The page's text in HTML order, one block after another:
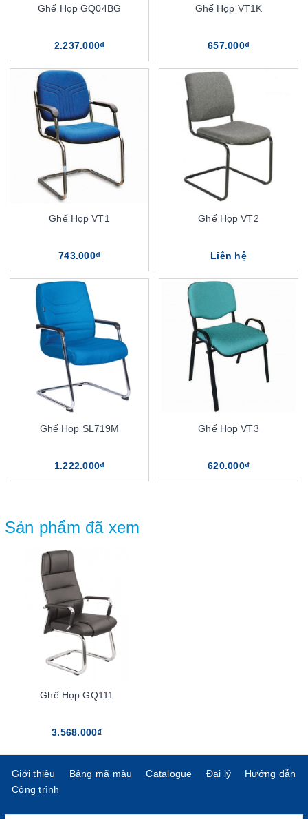
Ghế Họp GQ04BG
2.237.000₫
Ghế Họp VT1K
657.000₫
Ghế Họp VT1
743.000₫
Ghế Họp VT2
Liên hệ
Ghế Họp SL719M
1.222.000₫
Ghế Họp VT3
620.000₫
Sản phẩm đã xem
Ghế Họp GQ111
3.568.000₫
Giới thiệu Bảng mã màu Catalogue Đại lý
Hướng dẫn
Công trình